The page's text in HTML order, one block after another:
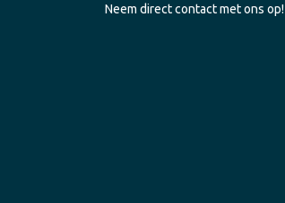
Neem direct contact met ons op!